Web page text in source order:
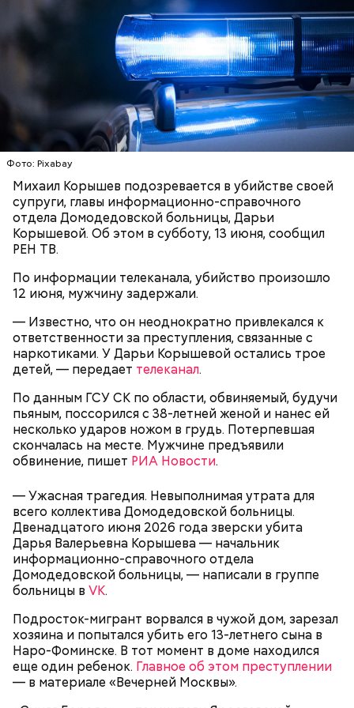
Фото: Pixabay
Михаил Корышев подозревается в убийстве своей
супруги, главы информационно-справочного
отдела Домодедовской больницы, Дарьи
Корышевой. Об этом в субботу, 13 июня, сообщил
РЕН ТВ.
По информации телеканала, убийство произошло
12 июня, мужчину задержали.
— Известно, что он неоднократно привлекался к
ответственности за преступления, связанные с
наркотиками. У Дарьи Корышевой остались трое
детей, — передает телеканал.
По данным ГСУ СК по области, обвиняемый, будучи
пьяным, поссорился с 38-летней женой и нанес ей
несколько ударов ножом в грудь. Потерпевшая
скончалась на месте. Мужчине предъявили
обвинение, пишет РИА Новости.
— Ужасная трагедия. Невыполнимая утрата для
всего коллектива Домодедовской больницы.
Двенадцатого июня 2026 года зверски убита
Дарья Валерьевна Корышева — начальник
информационно-справочного отдела
Домодедовской больницы, — написали в группе
больницы в VK.
Подросток-мигрант ворвался в чужой дом, зарезал
хозяина и попытался убить его 13-летнего сына в
Наро-Фоминске. В тот момент в доме находился
еще один ребенок. Главное об этом преступлении
— в материале «Вечерней Москвы».
Родственники обналичивали деньги и возвращали
их Гасанову. А чтобы пользоваться деньгами и не
вызвать подозрений у налоговой, Гасанов либо
распределял их между еще несколькими счетами,
либопокупал на них квартиры
Блогеру грозило до семи лет лишения свободы.
Следующим подопытным стал друг детства
Миссюры Константин. 3 февраля того же года,
когда молодые люди ехали вместе в машине,
подозреваемый угостил приятеля морсом с
— Мы съездили за витаминами, вернулись обратно,
поднялись домой. У него ухудшилось самочувствие
через сутки... Его увезли в больницу,
реанимировали, и там он скончался, — рассказывал
Play
Video
Видео: пресс-служба ГСУ СК по Московской области
Тогда медики не смогли установить точную
причину смерти Константина. Подозрения
родителей погибшего юноши пали на Миссюру, но
доказать его причастность к кончине их сына не
удалось. Когда же подозреваемого задержали, он
заявил, что ничего не подсыпал в морс и утверждал,
что яд могли добавить в бутылкунекие
недоброжелатели.
рублей.